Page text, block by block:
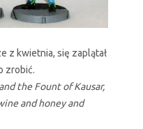
z kwietnia, się zaplątał
zrobić.
the Fount of Kausar,
and honey and